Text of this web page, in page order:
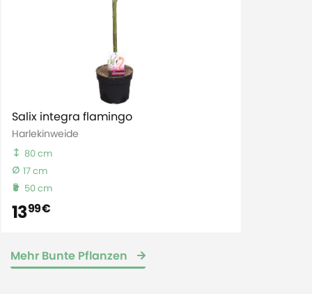
Salix integra flamingo
Harlekinweide
80 cm
17 cm
50 cm
1399 €
Mehr Bunte Pflanzen